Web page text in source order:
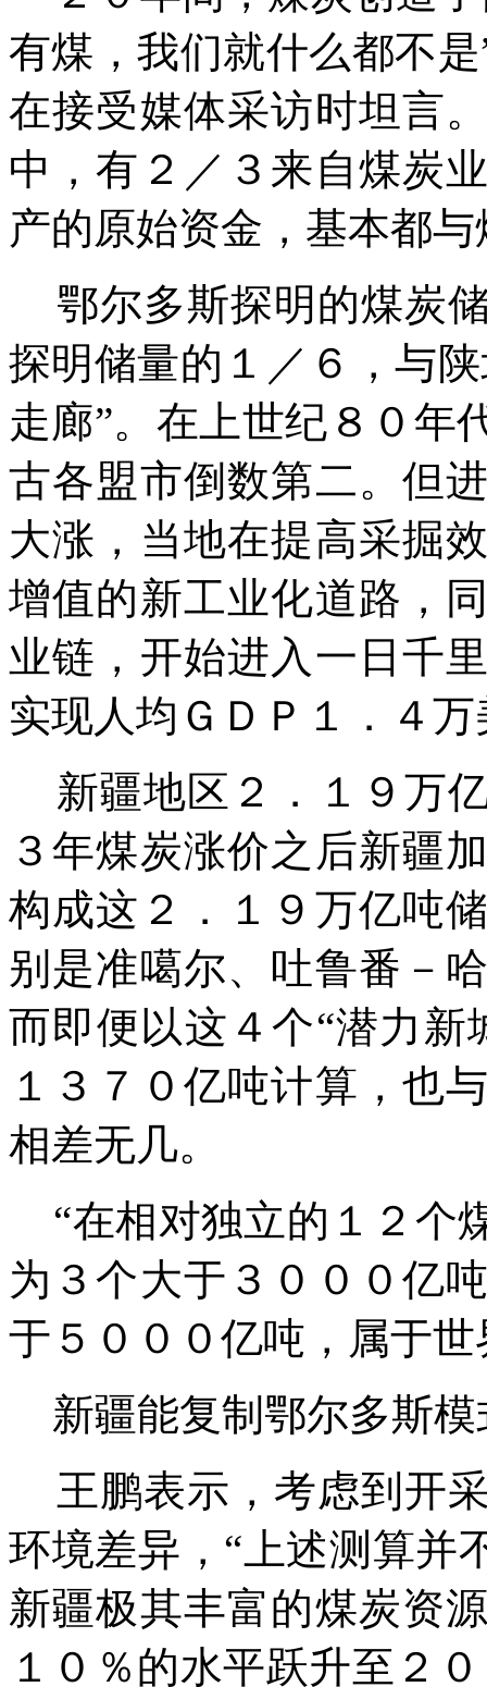
有煤，我们就什么都不
在接受媒体采访时坦言
中，有２／３来自煤炭
产的原始资金，基本都
鄂尔多斯探明的煤炭
探明储量的１／６，与
走廊”。在上世纪８０年
古各盟市倒数第二。但
大涨，当地在提高采掘
增值的新工业化道路，
业链，开始进入一日千
实现人均ＧＤＰ１．４万
新疆地区２．１９万
３年煤炭涨价之后新疆
构成这２．１９万亿吨
别是准噶尔、吐鲁番－
而即便以这４个“潜力
１３７０亿吨计算，也
相差无几。
“在相对独立的１２个
为３个大于３０００亿
于５０００亿吨，属于
新疆能复制鄂尔多斯模
王鹏表示，考虑到开
环境差异，“上述测算并
新疆极其丰富的煤炭资
１０％的水平跃升至２